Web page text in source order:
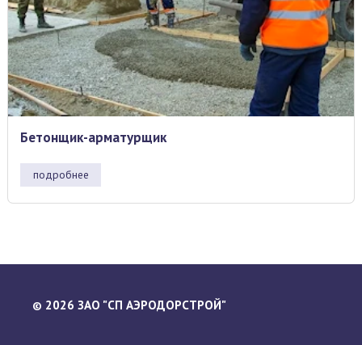
Бетонщик-арматурщик
подробнее
© 2026 ЗАО "СП АЭРОДОРСТРОЙ"